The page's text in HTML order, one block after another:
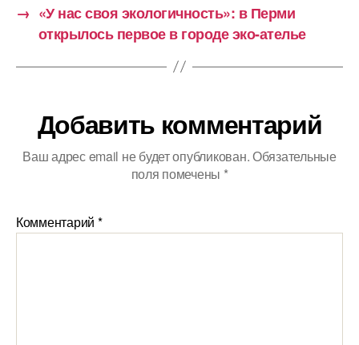
→ «У нас своя экологичность»: в Перми
открылось первое в городе эко-ателье
Добавить комментарий
Ваш адрес email не будет опубликован.Обязательные
поля помечены *
Комментарий *